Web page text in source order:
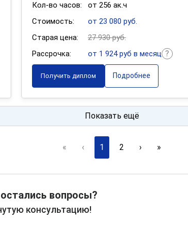
Кол-во часов:
от 256 ак.ч
Стоимость:
от 23 080 руб.
Старая цена:
27 930 руб.
Рассрочка:
от 1 924 руб в месяц
Получить диплом Подробнее
Показать ещё
« ‹ 1 2 › »
вопросы?
консультацию!